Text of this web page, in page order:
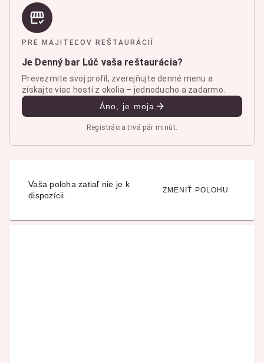
PRE MAJITEĽOV REŠTAURÁCIÍ
Je Denný bar Lúč vaša reštaurácia?
Prevezmite svoj profil, zverejňujte denné menu a
získajte viac hostí z okolia – jednoducho a zadarmo.
Áno, je moja
Registrácia trvá pár minút.
Vaša poloha zatiaľ nie je k
dispozícii.
ZMENIŤ POLOHU